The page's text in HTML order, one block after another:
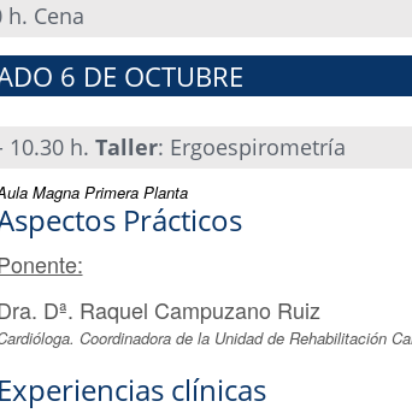
h. Cena
6 DE OCTUBRE
10.30 h. Taller: Ergoespirometría
Magna Primera Planta
Prácticos
Dª. Raquel Campuzano Ruiz
Coordinadora de la Unidad de Rehabilitación
Experiencias clínicas